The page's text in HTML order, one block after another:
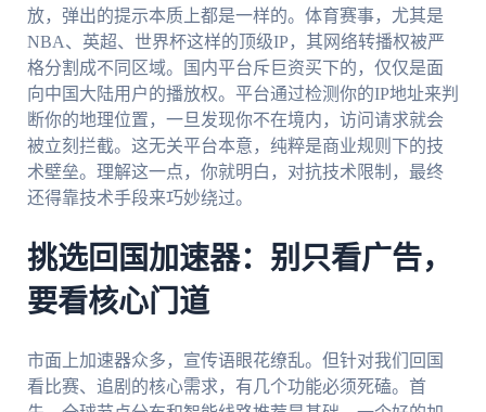
放，弹出的提示本质上都是一样的。体育赛事，尤其是
NBA、英超、世界杯这样的顶级IP，其网络转播权被严
格分割成不同区域。国内平台斥巨资买下的，仅仅是面
向中国大陆用户的播放权。平台通过检测你的IP地址来判
断你的地理位置，一旦发现你不在境内，访问请求就会
被立刻拦截。这无关平台本意，纯粹是商业规则下的技
术壁垒。理解这一点，你就明白，对抗技术限制，最终
还得靠技术手段来巧妙绕过。
挑选回国加速器：别只看广告，
要看核心门道
市面上加速器众多，宣传语眼花缭乱。但针对我们回国
看比赛、追剧的核心需求，有几个功能必须死磕。首